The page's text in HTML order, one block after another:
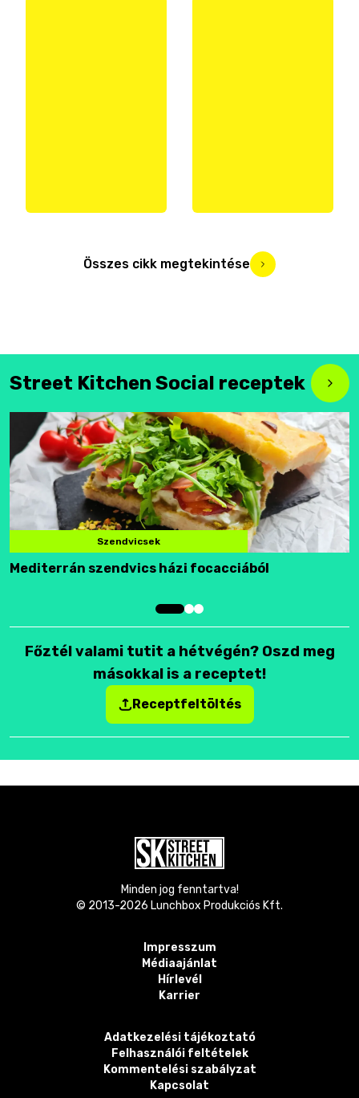
Összes cikk megtekintése
Street Kitchen Social receptek
Szendvicsek
Mediterrán szendvics házi focacciából
Főztél valami tutit a hétvégén? Oszd meg
másokkal is a receptet!
Receptfeltöltés
Minden jog fenntartva!
© 2013-2026 Lunchbox Produkciós Kft.
Impresszum
Médiaajánlat
Hírlevél
Karrier
Adatkezelési tájékoztató
Felhasználói feltételek
Kommentelési szabályzat
Kapcsolat